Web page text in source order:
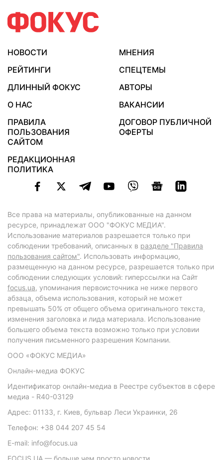
НОВОСТИ
МНЕНИЯ
РЕЙТИНГИ
СПЕЦТЕМЫ
ДЛИННЫЙ ФОКУС
АВТОРЫ
О НАС
ВАКАНСИИ
ПРАВИЛА
ПОЛЬЗОВАНИЯ
САЙТОМ
ДОГОВОР ПУБЛИЧНОЙ
ОФЕРТЫ
РЕДАКЦИОННАЯ
ПОЛИТИКА
Все права на материалы, опубликованные на данном
ресурсе, принадлежат ООО "ФОКУС МЕДИА".
Использование материалов разрешается только при
соблюдении требований, описанных в разделе "Правила
пользования сайтом". Использовать информацию,
размещенную на данном ресурсе, разрешается только при
соблюдении следующих условий: гиперссылки на Сайт
focus.ua, упоминания первоисточника не ниже первого
абзаца, объема использования, который не может
превышать 50% от общего объема оригинального текста,
изменения заголовка и лида материала. Использование
большего объема текста возможно только при условии
получения письменного разрешения Компании.
ООО «ФОКУС МЕДИА»
Онлайн-медиа ФОКУС
Идентификатор онлайн-медиа в Реестре субъектов в сфере
медиа - R40-03129
Адрес: 01133, г. Киев, бульвар Леси Украинки, 26
Телефон: +38 044 207 45 54
E-mail: info@focus.ua
FOCUS.UA — больше чем просто новости.